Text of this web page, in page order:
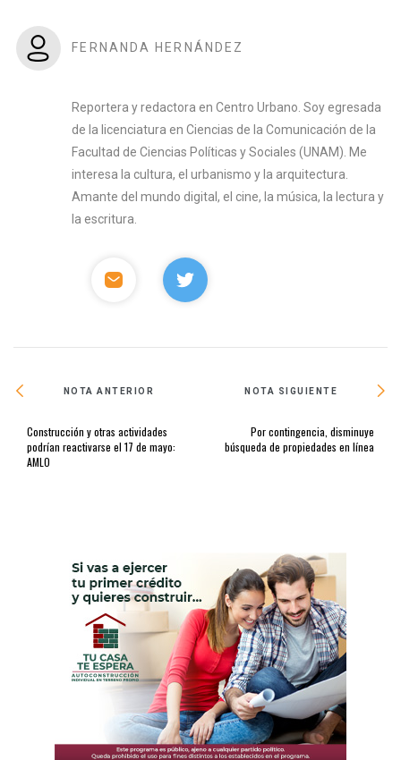
FERNANDA HERNÁNDEZ
Reportera y redactora en Centro Urbano. Soy egresada
de la licenciatura en Ciencias de la Comunicación de la
Facultad de Ciencias Políticas y Sociales (UNAM). Me
interesa la cultura, el urbanismo y la arquitectura.
Amante del mundo digital, el cine, la música, la lectura y
la escritura.
NOTA ANTERIOR
Construcción y otras actividades
podrían reactivarse el 17 de mayo:
AMLO
NOTA SIGUIENTE
Por contingencia, disminuye
búsqueda de propiedades en línea